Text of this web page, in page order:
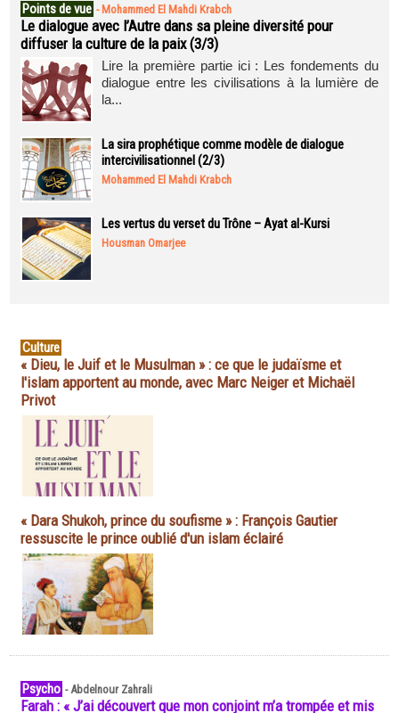
Points de vue - Mohammed El Mahdi Krabch
Le dialogue avec l’Autre dans sa pleine diversité pour
diffuser la culture de la paix (3/3)
Lire la première partie ici : Les fondements du
dialogue entre les civilisations à la lumière de
la...
La sira prophétique comme modèle de dialogue
intercivilisationnel (2/3)
Mohammed El Mahdi Krabch
Les vertus du verset du Trône – Ayat al-Kursi
Housman Omarjee
Culture
« Dieu, le Juif et le Musulman » : ce que le judaïsme et
l'islam apportent au monde, avec Marc Neiger et Michaël
Privot
« Dara Shukoh, prince du soufisme » : François Gautier
ressuscite le prince oublié d'un islam éclairé
Psycho -Abdelnour Zahrali
Farah : « J’ai découvert que mon conjoint m’a trompée et mis